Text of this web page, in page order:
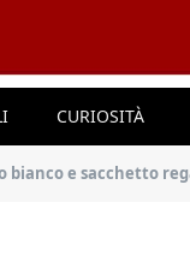
CURIOSITÀ
con coulisse, 50 pezzi,